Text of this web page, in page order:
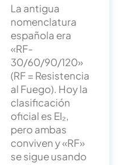
La antigua
nomenclatura
española era
«RF-
30/60/90/120»
(RF = Resistencia
al Fuego). Hoy la
clasificación
oficial es EI₂,
pero ambas
conviven y «RF»
se sigue usando